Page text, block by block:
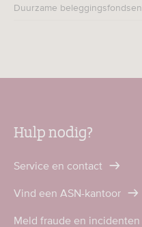
Duurzame beleggingsfondsen
Hulp nodig?
Service en contact
Vind een ASN-kantoor
Meld fraude en incidenten